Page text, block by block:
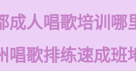
成人唱歌培训哪
唱歌排练速成班